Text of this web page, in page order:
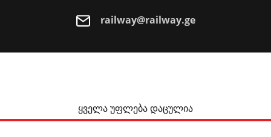
railway@railway.ge
ყველა უფლება დაცულია